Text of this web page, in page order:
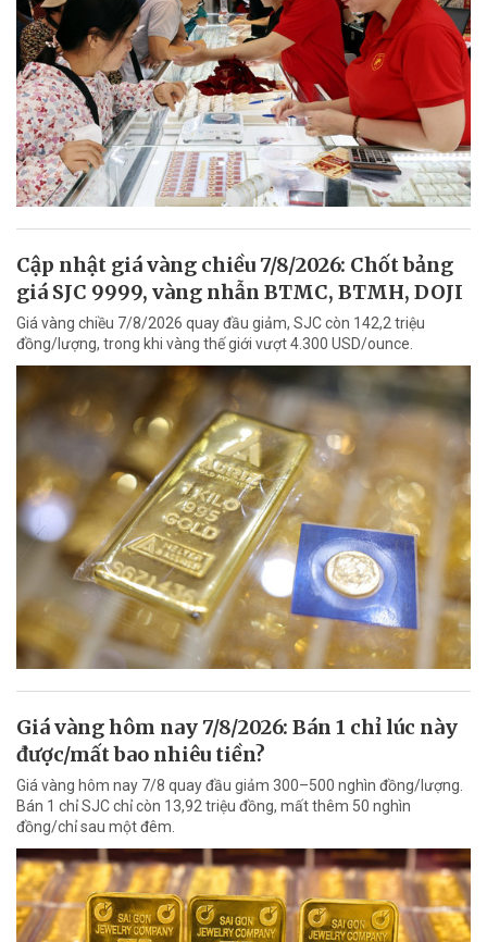
Cập nhật giá vàng chiều 7/8/2026: Chốt bảng
giá SJC 9999, vàng nhẫn BTMC, BTMH, DOJI
Giá vàng chiều 7/8/2026 quay đầu giảm, SJC còn 142,2 triệu
đồng/lượng, trong khi vàng thế giới vượt 4.300 USD/ounce.
Giá vàng hôm nay 7/8/2026: Bán 1 chỉ lúc này
được/mất bao nhiêu tiền?
Giá vàng hôm nay 7/8 quay đầu giảm 300–500 nghìn đồng/lượng.
Bán 1 chỉ SJC chỉ còn 13,92 triệu đồng, mất thêm 50 nghìn
đồng/chỉ sau một đêm.